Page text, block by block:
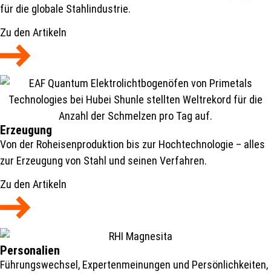
für die globale Stahlindustrie.
Zu den Artikeln
Erzeugung
Von der Roheisenproduktion bis zur Hochtechnologie – alles
zur Erzeugung von Stahl und seinen Verfahren.
Zu den Artikeln
Personalien
Führungswechsel, Expertenmeinungen und Persönlichkeiten,